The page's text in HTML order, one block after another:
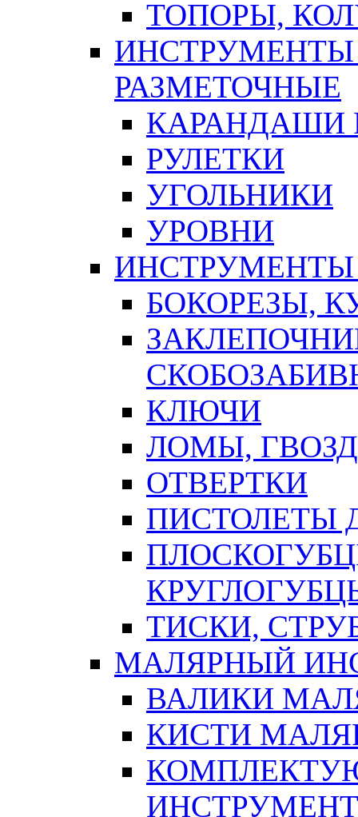
ТОПОРЫ,
ИНСТРУМЕНТЫ
РАЗМЕТОЧНЫЕ
КАРАНДАШИ
РУЛЕТКИ
УГОЛЬНИКИ
УРОВНИ
БОКОРЕЗЫ,
КЛЮЧИ
ЛОМЫ,
ОТВЕРТКИ
ПИСТОЛЕТЫ
ТИСКИ,
МАЛЯРНЫЙ
ВАЛИКИ
КИСТИ